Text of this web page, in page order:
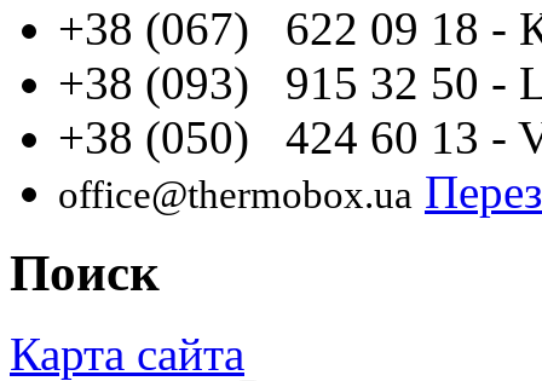
+38 (067) 622 09 18 -
+38 (093) 915 32 50 -
+38 (050) 424 60 13 -
office@thermobox.ua
Поиск
Карта сайта